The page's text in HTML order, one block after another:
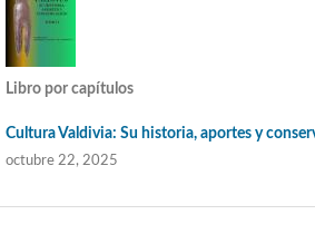
Libro por capítulos
Cultura Valdivia: Su historia, aportes y
octubre 22, 2025